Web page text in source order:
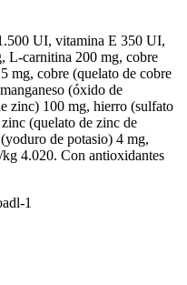
UI, vitamina E 350 UI,
L-carnitina 200 mg, cobre
mg, cobre (quelato de cobre
(óxido de
zinc) 100 mg, hierro (sulfato
(quelato de zinc de
de potasio) 4 mg,
4.020. Con antioxidantes